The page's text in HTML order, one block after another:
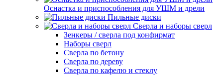
Оснастка и приспособления для УШМ и дрели
Пильные диски
Сверла и наборы сверл
Зенкеры / сверла под конфирмат
Наборы сверл
Сверла по бетону
Сверла по дереву
Сверла по кафелю и стеклу